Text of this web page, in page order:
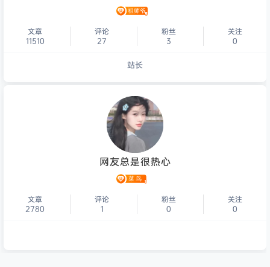
文章
11510
评论
27
粉丝
3
关注
0
站长
个人主页
网友总是很热心
文章
2780
评论
1
粉丝
0
关注
0